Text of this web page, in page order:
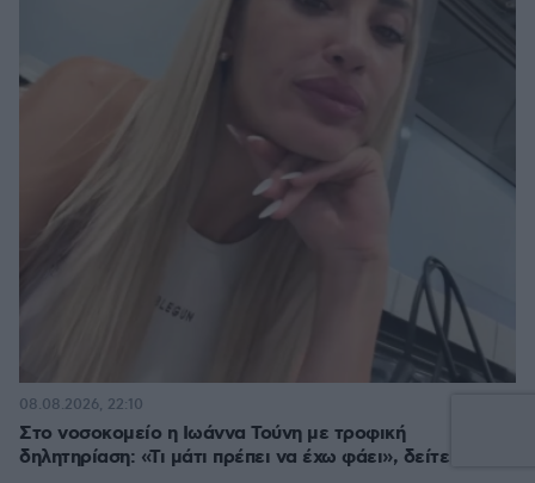
Στο νοσοκομείο η Ιωάννα Τούνη με τροφική
δηλητηρίαση: «Τι μάτι πρέπει να έχω φάει», δείτε βίντεο
08.08.2026, 22:10